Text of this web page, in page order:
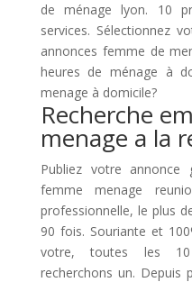
de ménage lyon. 10
services. Sélectionnez
annonces femme de
heures de ménage à
menage à domicile?
Recherche
menage a la
Publiez votre annonce
femme menage
professionnelle, le plus
90 fois. Souriante et
votre, toutes les
recherchons un. Depuis